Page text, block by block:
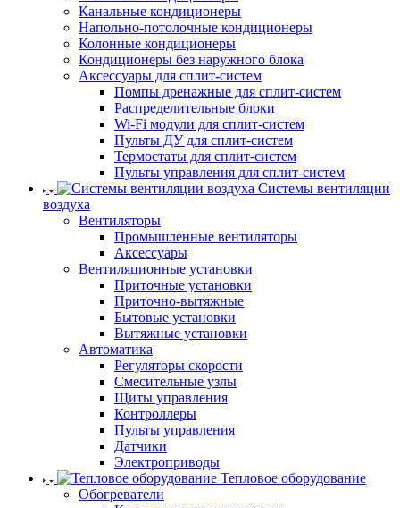
Канальные кондиционеры
Напольно-потолочные кондиционеры
Колонные кондиционеры
Кондиционеры без наружного блока
Аксессуары для сплит-систем
Помпы дренажные для сплит-систем
Распределительные блоки
Wi-Fi модули для сплит-систем
Пульты ДУ для сплит-систем
Термостаты для сплит-систем
Пульты управления для сплит-систем
Системы вентиляции
воздуха
Вентиляторы
Промышленные вентиляторы
Аксессуары
Вентиляционные установки
Приточные установки
Приточно-вытяжные
Бытовые установки
Вытяжные установки
Автоматика
Регуляторы скорости
Смесительные узлы
Щиты управления
Контроллеры
Пульты управления
Датчики
Электроприводы
Тепловое оборудование
Обогреватели